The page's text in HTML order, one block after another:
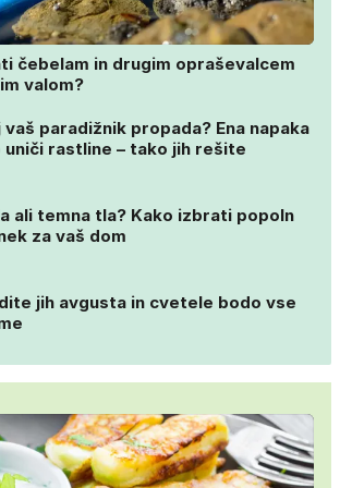
čebelam in drugim opraševalcem
valom?
vaš paradižnik propada? Ena napaka
uniči rastline – tako jih rešite
ali temna tla? Kako izbrati popoln
za vaš dom
jih avgusta in cvetele bodo vse